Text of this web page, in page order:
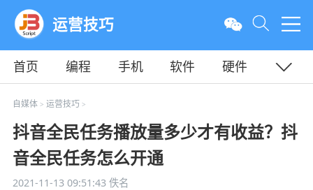
运营技巧
首页 编程 手机 软件
硬件
教程
平面
自媒体> 运营技巧 >
抖音全民任务播放量多少才有收益？抖
音全民任务怎么开通
2021-11-13 09:51:43佚名